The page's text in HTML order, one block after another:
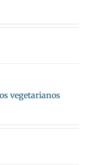
vegetarianos